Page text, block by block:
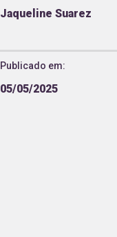
Jaqueline Suarez
Publicado em:
05/05/2025